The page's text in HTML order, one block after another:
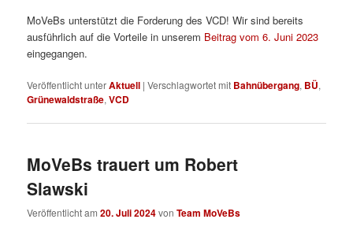
MoVeBs unterstützt die Forderung des VCD! Wir sind bereits
ausführlich auf die Vorteile in unserem Beitrag vom 6. Juni 2023
eingegangen.
Veröffentlicht unterAktuell |Verschlagwortet mit Bahnübergang, BÜ,
Grünewaldstraße,VCD
MoVeBs trauert um Robert
Slawski
Veröffentlicht am20. Juli 2024vonTeam MoVeBs